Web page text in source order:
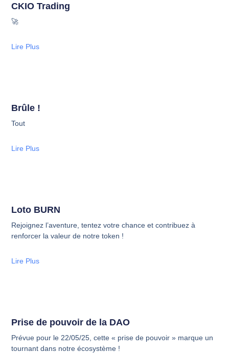
CKIO Trading
🚀
Lire Plus
Brûle !
Tout
Lire Plus
Loto BURN
Rejoignez l’aventure, tentez votre chance et contribuez à
renforcer la valeur de notre token !
Lire Plus
Prise de pouvoir de la DAO
Prévue pour le 22/05/25, cette « prise de pouvoir » marque un
tournant dans notre écosystème !